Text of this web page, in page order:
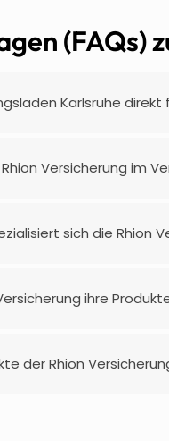
(FAQs)
Karlsruhe direkt
Versicherung im
sich die Rhion
ihre
der Rhion